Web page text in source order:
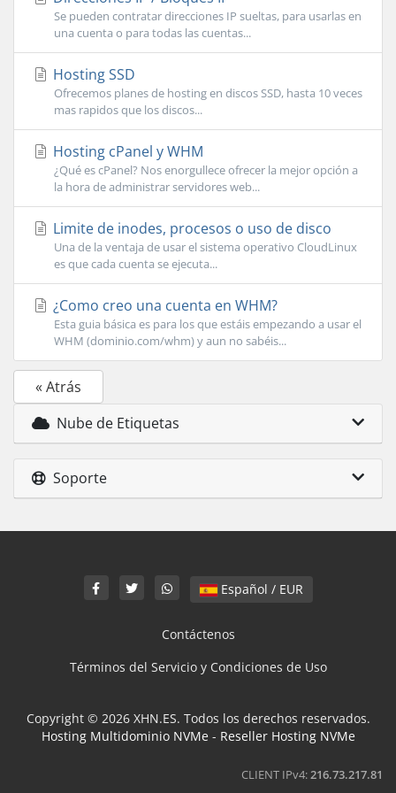
Se pueden contratar direcciones IP sueltas, para usarlas en
una cuenta o para todas las cuentas...
Hosting SSD
Ofrecemos planes de hosting en discos SSD, hasta 10 veces
mas rapidos que los discos...
Hosting cPanel y WHM
¿Qué es cPanel? Nos enorgullece ofrecer la mejor opción a
la hora de administrar servidores web...
Limite de inodes, procesos o uso de disco
Una de la ventaja de usar el sistema operativo CloudLinux
es que cada cuenta se ejecuta...
¿Como creo una cuenta en WHM?
Esta guia básica es para los que estáis empezando a usar el
WHM (dominio.com/whm) y aun no sabéis...
« Atrás
Nube de Etiquetas
Soporte
Español / EUR
Contáctenos
Términos del Servicio y Condiciones de Uso
Copyright © 2026 XHN.ES. Todos los derechos reservados.
Hosting Multidominio NVMe- Reseller Hosting NVMe
CLIENT IPv4:216.73.217.81